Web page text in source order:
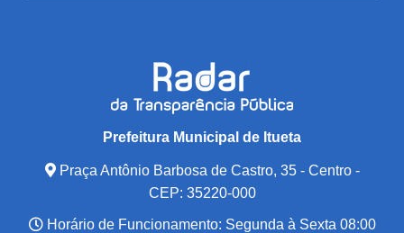
Prefeitura Municipal de Itueta
Praça Antônio Barbosa de Castro, 35 - Centro -
CEP: 35220-000
Horário de Funcionamento: Segunda à Sexta 08:00